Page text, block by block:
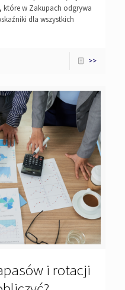
w Zakupach odgrywa
dla wszystkich
>>
i rotacji